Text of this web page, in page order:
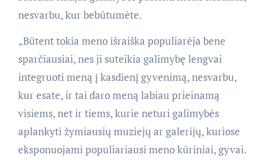
nesvarbu, kur bebūtumėte.
„Būtent tokia meno išraiška populiarėja bene
sparčiausiai, nes ji suteikia galimybę lengvai
integruoti meną į kasdienį gyvenimą, nesvarbu,
kur esate, ir tai daro meną labiau prieinamą
visiems, net ir tiems, kurie neturi galimybės
aplankyti žymiausių muziejų ar galerijų, kuriose
eksponuojami populiariausi meno kūriniai, gyvai.